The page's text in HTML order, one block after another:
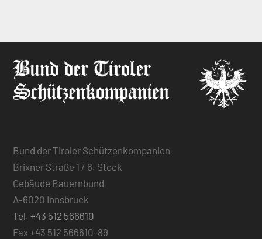
Bund der Tiroler Schützenkompanien
Brixner Straße 1 / 6. Stock
Gebäude Bauernbund
A-6020 Innsbruck
Tel. +43 512 566610
Fax +43 512 566610-89